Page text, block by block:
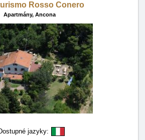
Rosso Conero
Apartmány, Ancona
jazyky: